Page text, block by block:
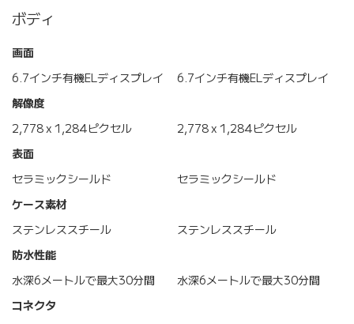
ボディ
画面
6.7インチ有機ELディスプレイ
6.7インチ有機ELディスプレイ
解像度
2,778 x 1,284ピクセル
2,778 x 1,284ピクセル
表面
セラミックシールド
セラミックシールド
ケース素材
ステンレススチール
ステンレススチール
防水性能
水深6メートルで最大30分間
水深6メートルで最大30分間
コネクタ